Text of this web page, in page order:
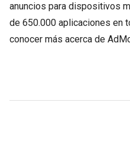
anuncios para dispositivos
de 650.000 aplicaciones en
conocer más acerca de